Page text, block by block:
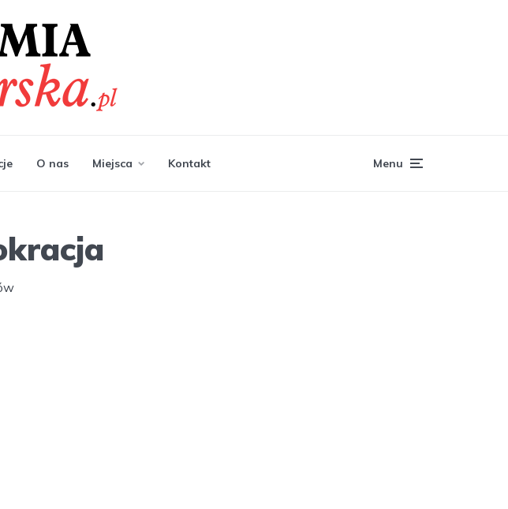
O nas Miejsca Kontakt Menu